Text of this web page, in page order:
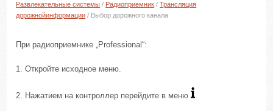
Развлекательные системы / Радиоприемник /Трансляция
дорожнойинформации / Выбор дорожного канала
При радиоприемнике „Professional“:
1. Откройте исходное меню.
2. Нажатием на контроллер перейдите в меню .